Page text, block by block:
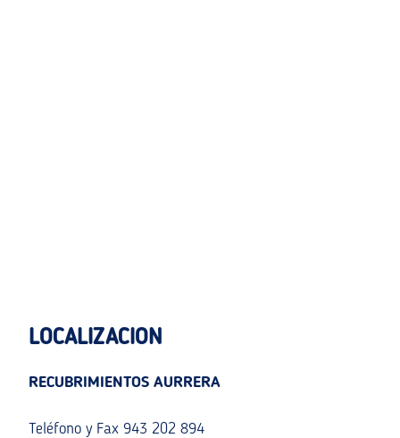
LOCALIZACION
RECUBRIMIENTOS AURRERA
Teléfono y Fax 943 202 894